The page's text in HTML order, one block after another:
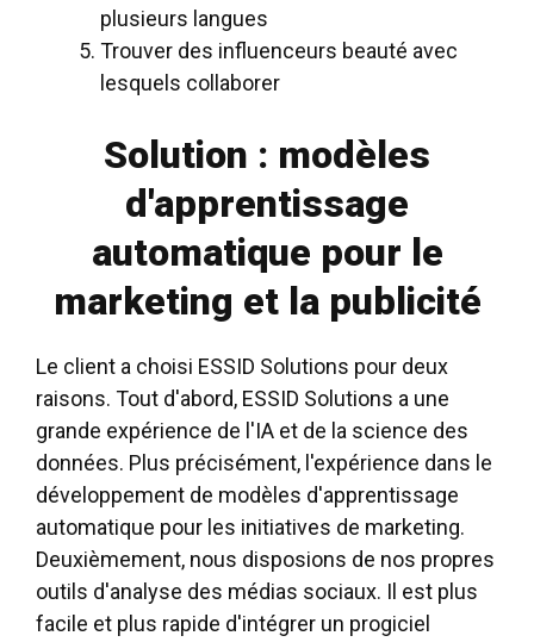
plusieurs langues
Trouver des influenceurs beauté avec
lesquels collaborer
Solution : modèles
d'apprentissage
automatique pour le
marketing et la publicité
Le client a choisi ESSID Solutions pour deux
raisons. Tout d'abord, ESSID Solutions a une
grande expérience de l'IA et de la science des
données. Plus précisément, l'expérience dans le
développement de modèles d'apprentissage
automatique pour les initiatives de marketing.
Deuxièmement, nous disposions de nos propres
outils d'analyse des médias sociaux. Il est plus
facile et plus rapide d'intégrer un progiciel